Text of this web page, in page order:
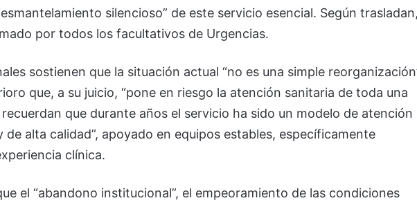
silencioso” de este servicio esencial. Según trasladan,
por todos los facultativos de Urgencias.
sostienen que la situación actual “no es una simple
que, a su juicio, “pone en riesgo la atención sanitaria de toda una
que durante años el servicio ha sido un modelo de atención
de alta calidad”, apoyado en equipos estables, específicamente
clínica.
el “abandono institucional”, el empeoramiento de las condiciones